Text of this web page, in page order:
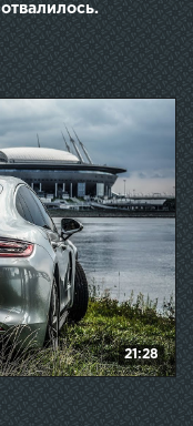
21:28